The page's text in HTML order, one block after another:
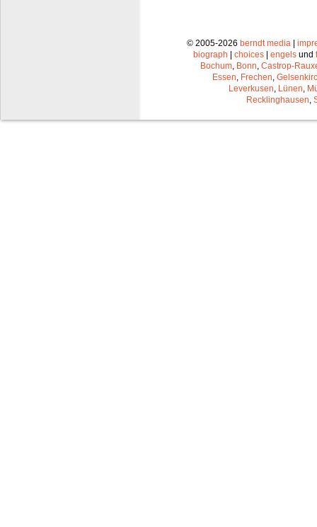
© 2005-2026 berndt media|
biograph
choices engels und
Bochum, Bonn, Castrop-
Essen, Frechen,
Leverkusen, Lünen,
Recklinghausen,